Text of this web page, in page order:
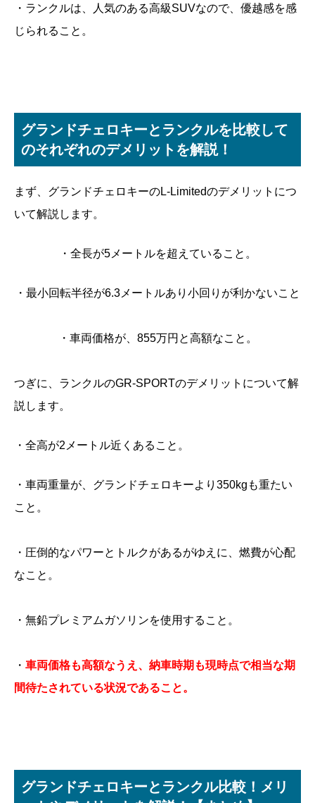
・ランクルは、人気のある高級SUVなので、優越感を感
じられること。
グランドチェロキーとランクルを比較して
のそれぞれのデメリットを解説！
まず、グランドチェロキーのL-Limitedのデメリットにつ
いて解説します。
・全長が5メートルを超えていること。
・最小回転半径が6.3メートルあり小回りが利かないこと
・車両価格が、855万円と高額なこと。
つぎに、ランクルのGR-SPORTのデメリットについて解
説します。
・全高が2メートル近くあること。
・車両重量が、グランドチェロキーより350kgも重たい
こと。
・圧倒的なパワーとトルクがあるがゆえに、燃費が心配
なこと。
・無鉛プレミアムガソリンを使用すること。
・ 車両価格も高額なうえ、納車時期も現時点で相当な期
間待たされている状況であること。
グランドチェロキーとランクル比較！メリ